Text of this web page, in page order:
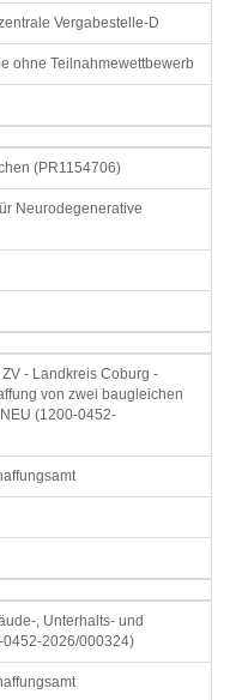
Vergabestelle-D
ohne Teilnahmewettbewerb
(PR1154706)
Neurodegenerative
- Landkreis Coburg -
von zwei baugleichen
(1200-0452-
, Unterhalts- und
2026/000324)